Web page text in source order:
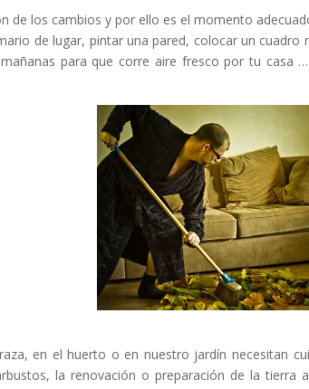
de los cambios y por ello es el momento
de lugar, pintar una pared, colocar un
para que corre aire fresco por tu casa
en el huerto o en nuestro jardín necesitan
la renovación o preparación de la tierra